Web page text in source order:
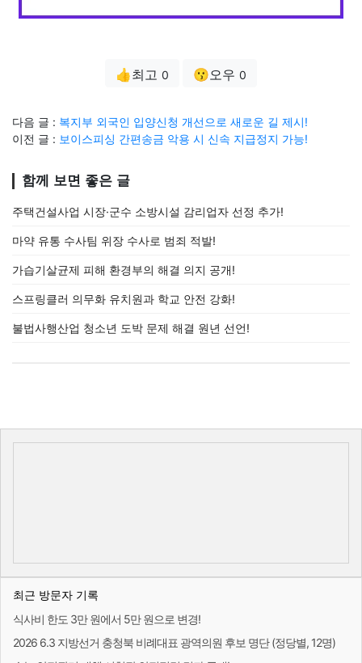
👍최고 0 😗오우 0
다음 글 : 복지부 외국인 입양신청 개선으로 새로운 길 제시!
이전 글 : 보이스피싱 간편송금 악용 시 신속 지급정지 가능!
함께 보면 좋은 글
주택건설사업 시장·군수 소방시설 감리업자 선정 추가!
마약 유통 수사팀 위장 수사로 범죄 적발!
가습기살균제 피해 환경부의 해결 의지 공개!
스프링클러 의무화 유치원과 학교 안전 강화!
불법사행산업 청소년 도박 문제 해결 원년 선언!
최근 방문자 기록
식사비 한도 3만 원에서 5만 원으로 변경!
2026 6.3 지방선거 충청북 비례대표 광역의원 후보 명단 (정당별, 12명)